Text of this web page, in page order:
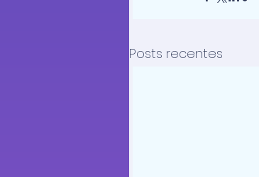
Posts recentes